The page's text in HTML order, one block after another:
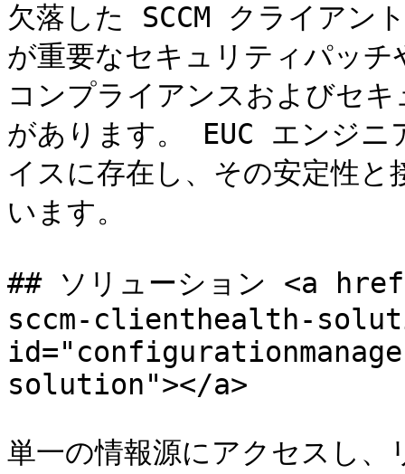
欠落した SCCM クライアン
が重要なセキュリティパッ
コンプライアンスおよびセ
があります。 EUC エンジニ
イスに存在し、その安定性
います。
## ソリューション <a
sccm-clienthealth-
solution"></a>
単一の情報源にアクセスし